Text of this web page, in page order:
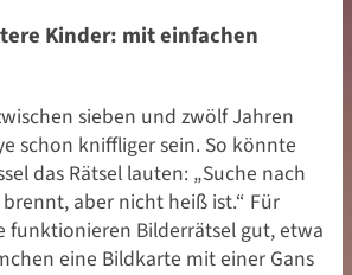
Feste feiern
Kinder: mit einfachen
sieben und zwölf Jahren
schon kniffliger sein. So könnte
das Rätsel lauten: „Suche nach
aber nicht heiß ist.“ Für
funktionieren Bilderrätsel gut, etwa
eine Bildkarte mit einer Gans